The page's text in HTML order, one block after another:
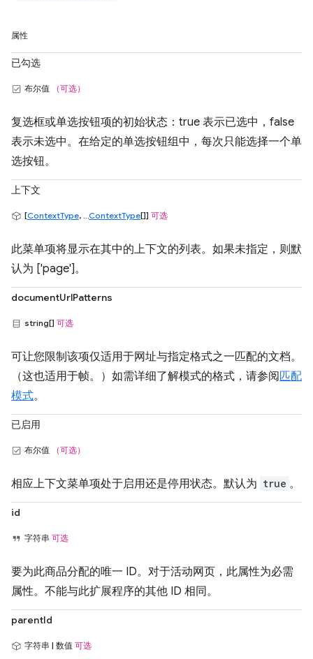
属性
已勾选
布尔值 （可选）
复选框或单选按钮项的初始状态：true 表示已选中，false
表示未选中。在给定的单选按钮组中，每次只能选择一个单
选按钮。
上下文
[ContextType, ...ContextType[]] 可选
此菜单项将显示在其中的上下文的列表。如果未指定，则默
认为 ['page']。
documentUrlPatterns
string[] 可选
可让您限制该项仅适用于网址与指定格式之一匹配的文档。
（这也适用于帧。）如需详细了解模式的格式，请参阅匹配
模式。
已启用
布尔值 （可选）
相应上下文菜单项处于启用还是停用状态。默认为 true 。
id
字符串 可选
要为此商品分配的唯一 ID。对于活动网页，此属性为必需
属性。不能与此扩展程序的其他 ID 相同。
parentId
字符串 | 数值 可选